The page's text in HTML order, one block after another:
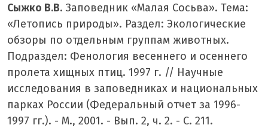
Сыжко В.В. Заповедник «Малая Сосьва». Тема:
«Летопись природы». Раздел: Экологические
обзоры по отдельным группам животных.
Подраздел: Фенология весеннего и осеннего
пролета хищных птиц. 1997 г. // Научные
исследования в заповедниках и национальных
парках России (Федеральный отчет за 1996-
1997 гг.). - М., 2001. - Вып. 2, ч. 2. - С. 211.